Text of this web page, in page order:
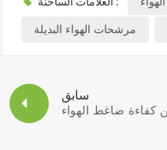
مرشحات الهواء البديلة
سابق